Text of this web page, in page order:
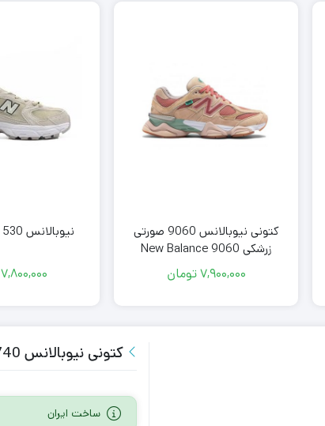
کتونی نیوبالانس 9060 صورتی
زرشکی New Balance 9060
7,900,000تومان
نیوبالانس 530 خاکی (کرمی)
7,800,000
کتونی نیوبالانس 740 نقره ای آبی New Balance 740 Silver Blue
ساخت ایران